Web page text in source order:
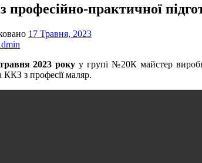
професійно-практичної
17 Травня, 2023
2023 року у групі №20К майстер
ККЗ з професії маляр.